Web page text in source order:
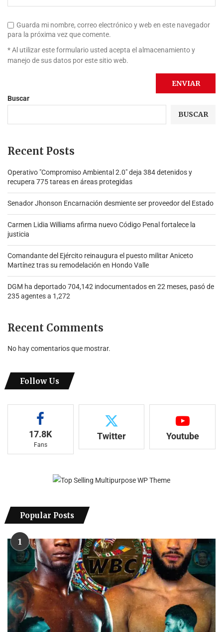
Guarda mi nombre, correo electrónico y web en este navegador
para la próxima vez que comente.
* Al utilizar este formulario usted acepta el almacenamiento y
manejo de sus datos por este sitio web.
Buscar
BUSCAR
Recent Posts
Operativo "Compromiso Ambiental 2.0″ deja 384 detenidos y
recupera 775 tareas en áreas protegidas
Senador Jhonson Encarnación desmiente ser proveedor del Estado
Carmen Lidia Williams afirma nuevo Código Penal fortalece la
justicia
Comandante del Ejército reinaugura el puesto militar Aniceto
Martínez tras su remodelación en Hondo Valle
DGM ha deportado 704,142 indocumentados en 22 meses, pasó de
235 agentes a 1,272
Recent Comments
No hay comentarios que mostrar.
Follow Us
17.8K
Fans
Twitter Youtube
Popular Posts
1